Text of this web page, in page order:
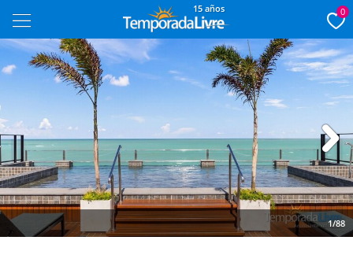
15 años 0
1/88
Next